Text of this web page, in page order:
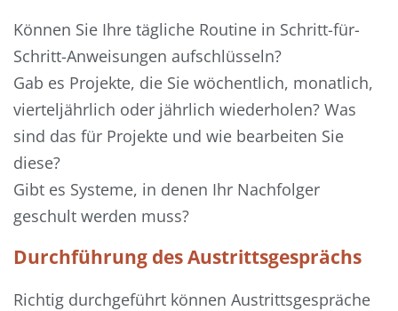
Können Sie Ihre tägliche Routine in Schritt-für-
Schritt-Anweisungen aufschlüsseln?
Gab es Projekte, die Sie wöchentlich, monatlich,
vierteljährlich oder jährlich wiederholen? Was
sind das für Projekte und wie bearbeiten Sie
diese?
Gibt es Systeme, in denen Ihr Nachfolger
geschult werden muss?
Durchführung des Austrittsgesprächs
Richtig durchgeführt können Austrittsgespräche